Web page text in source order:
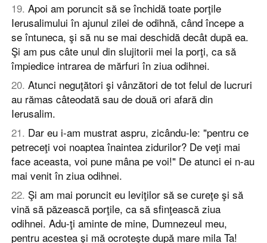
19. Apoi am poruncit să se închidă toate porţile
Ierusalimului în ajunul zilei de odihnă, când începe a
se întuneca, şi să nu se mai deschidă decât după ea.
Şi am pus câte unul din slujitorii mei la porţi, ca să
împiedice intrarea de mărfuri în ziua odihnei.
20. Atunci neguţători şi vânzători de tot felul de lucruri
au rămas câteodată sau de două ori afară din
Ierusalim.
21. Dar eu i-am mustrat aspru, zicându-le: "pentru ce
petreceţi voi noaptea înaintea zidurilor? De veţi mai
face aceasta, voi pune mâna pe voi!" De atunci ei n-au
mai venit în ziua odihnei.
22. Şi am mai poruncit eu leviţilor să se cureţe şi să
vină să păzească porţile, ca să sfinţească ziua
odihnei. Adu-ţi aminte de mine, Dumnezeul meu,
pentru acestea şi mă ocroteşte după mare mila Ta!